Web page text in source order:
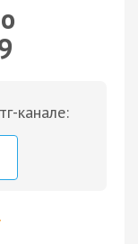
канале: